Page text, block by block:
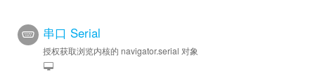
串口 Serial
授权获取浏览内核的 navigator.serial 对象